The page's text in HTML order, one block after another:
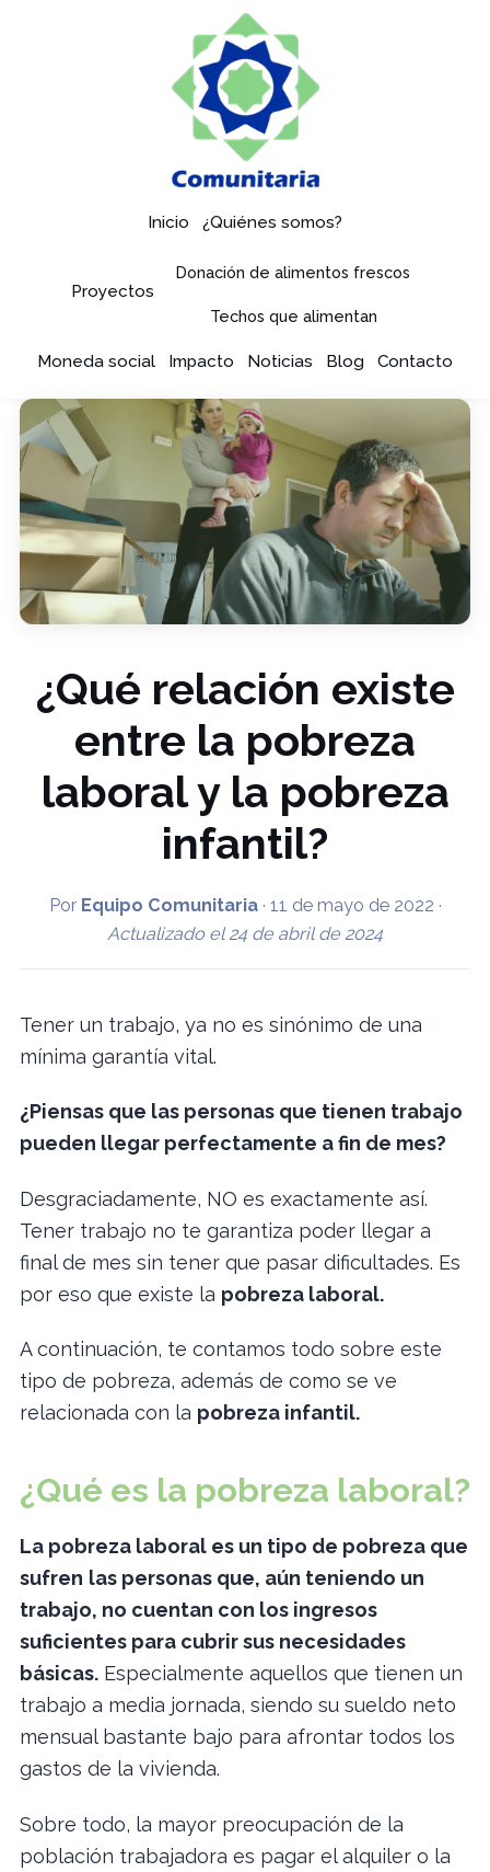
Inicio ¿Quiénes somos?
Proyectos
Donación de alimentos frescos
Techos que alimentan
Moneda social Impacto Noticias Blog Contacto
¿Qué relación existe
entre la pobreza
laboral y la pobreza
infantil?
Por Equipo Comunitaria· 11 de mayo de 2022 ·
Actualizado el24 de abril de 2024
Tener un trabajo, ya no es sinónimo de una
mínima garantía vital.
¿Piensas que las personas que tienen trabajo
pueden llegar perfectamente a fin de mes?
Desgraciadamente, NO es exactamente así.
Tener trabajo no te garantiza poder llegar a
final de mes sin tener que pasar dificultades. Es
por eso que existe la pobreza laboral.
A continuación, te contamos todo sobre este
tipo de pobreza, además de como se ve
relacionada con la pobreza infantil.
¿Qué es la pobreza laboral?
La pobreza laboral es un tipo de pobreza que
sufren las personas que, aún teniendo un
trabajo, no cuentan con los ingresos
suficientes para cubrir sus necesidades
básicas. Especialmente aquellos que tienen un
trabajo a media jornada, siendo su sueldo neto
mensual bastante bajo para afrontar todos los
gastos de la vivienda.
Sobre todo, la mayor preocupación de la
población trabajadora es pagar el alquiler o la